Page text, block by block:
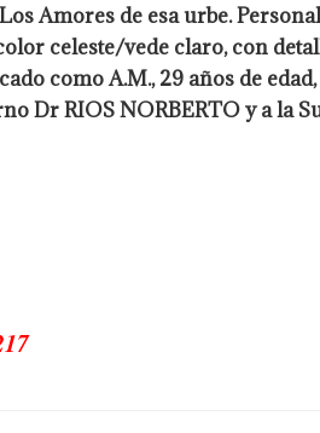
Amores de esa urbe.
celeste/vede claro, con
como A.M., 29 años de
Dr RIOS NORBERTO y a la